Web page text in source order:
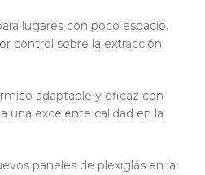
lugares con poco espacio.
control sobre la extracción
adaptable y eficaz con
una excelente calidad en la
paneles de plexiglás en la